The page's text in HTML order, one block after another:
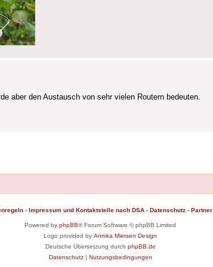
aber den Austausch von sehr vielen Routern bedeuten.
- Impressum und Kontaktstelle nach DSA - Datenschutz - Partner
Powered by phpBB® Forum Software © phpBB Limited
Logo provided by Annika Miersen Design
Deutsche Übersetzung durch phpBB.de
Datenschutz| Nutzungsbedingungen